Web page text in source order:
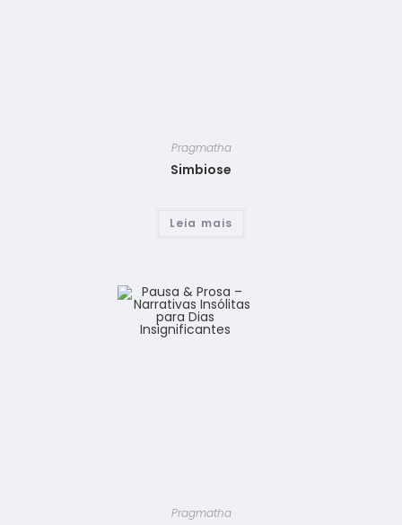
Pragmatha
Simbiose
Leia mais
Pragmatha